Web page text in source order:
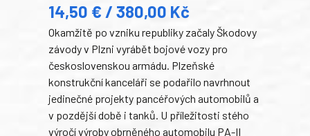
14,50 € / 380,00 Kč
Okamžitě po vzniku republiky začaly Škodovy
závody v Plzni vyrábět bojové vozy pro
československou armádu. Plzeňské
konstrukční kanceláři se podařilo navrhnout
jedinečné projekty pancéřových automobilů a
v pozdější době i tanků. U příležitosti stého
výročí výroby obrněného automobilu PA-II